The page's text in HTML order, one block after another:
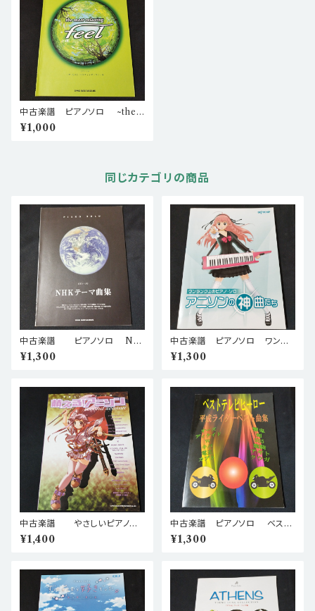
中古楽譜 ピアノソロ ~the
most relaxing~ feel 棚B
ASEa2
¥1,000
同じカテゴリの商品
中古楽譜 ピアノソロ NH
Kテーマ曲集 2002年発行
棚BASEa2
¥1,300
中古楽譜 ピアノソロ ワンラ
ンク上のピアノ・ソロ アニソン
の神曲たち 棚BASEa2
¥1,300
中古楽譜 やさしいピアノソ
ロ 萌える!アニソン~Second
Season 棚BASEa2
¥1,400
中古楽譜 ピアノソロ ベス
ト・テレビヒーロー 平成ライ
ダー・ベスト曲集 棚BASEa
¥1,300